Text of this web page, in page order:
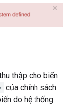
thập cho biến
của chính sách
do hệ thống